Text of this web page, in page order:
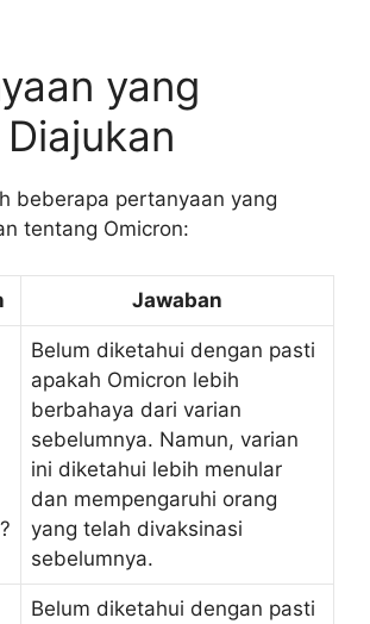
yang
beberapa pertanyaan yang
tentang Omicron:
Jawaban
Belum diketahui dengan pasti
apakah Omicron lebih
berbahaya dari varian
sebelumnya. Namun, varian
ini diketahui lebih menular
dan mempengaruhi orang
yang telah divaksinasi
sebelumnya.
Belum diketahui dengan pasti